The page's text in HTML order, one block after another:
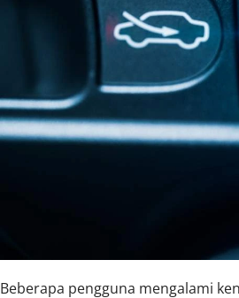
Beberapa pengguna mengalami